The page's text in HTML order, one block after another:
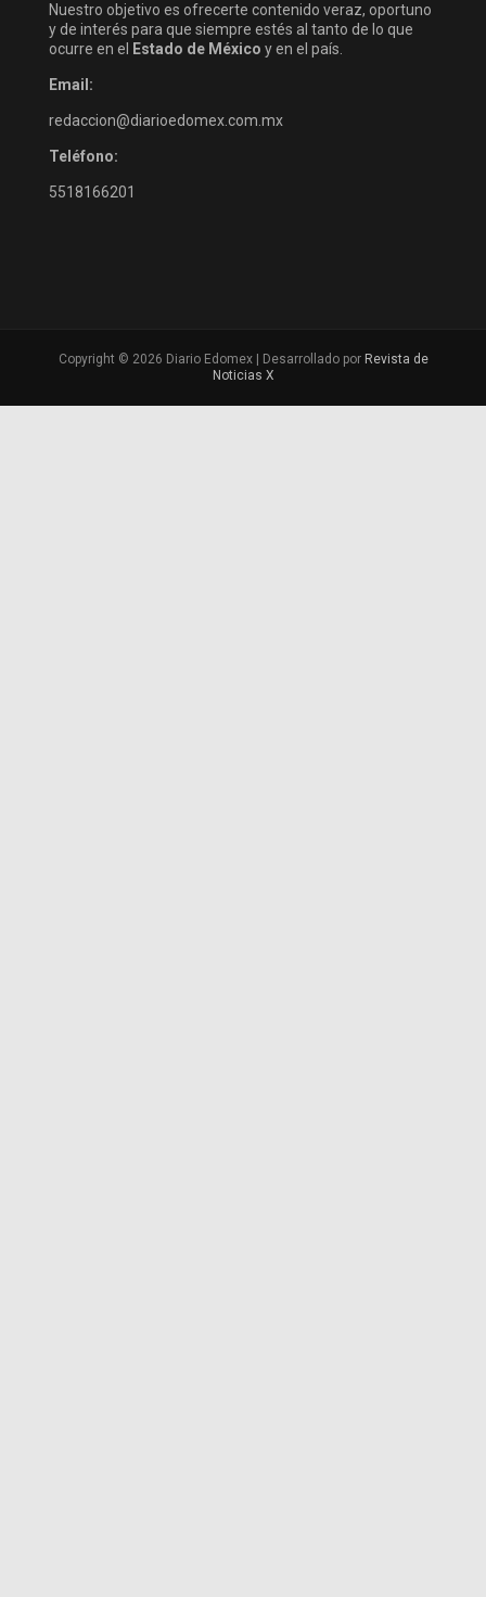
Nuestro objetivo es ofrecerte contenido veraz, oportuno
y de interés para que siempre estés al tanto de lo que
ocurre en el
Estado de México y en el país.
Email:
redaccion@diarioedomex.com.mx
Teléfono:
5518166201
Copyright © 2026 Diario Edomex | Desarrollado por Revista de
Noticias X